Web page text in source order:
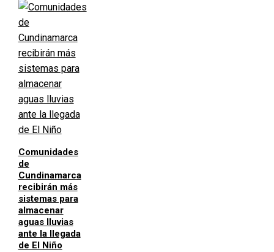
Comunidades
de
Cundinamarca
recibirán más
sistemas para
almacenar
aguas lluvias
ante la llegada
de El Niño